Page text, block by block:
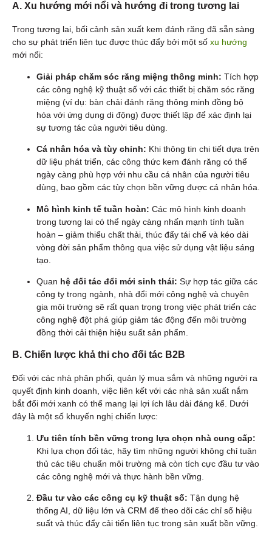
A. Xu hướng mới nổi và hướng đi trong tương lai
Trong tương lai, bối cảnh sản xuất kem đánh răng đã sẵn sàng
cho sự phát triển liên tục được thúc đẩy bởi một số xu hướng
mới nổi:
Giải pháp chăm sóc răng miệng thông minh: Tích hợp
các công nghệ kỹ thuật số với các thiết bị chăm sóc răng
miệng (ví dụ: bàn chải đánh răng thông minh đồng bộ
hóa với ứng dụng di động) được thiết lập để xác định lại
sự tương tác của người tiêu dùng.
Cá nhân hóa và tùy chỉnh: Khi thông tin chi tiết dựa trên
dữ liệu phát triển, các công thức kem đánh răng có thể
ngày càng phù hợp với nhu cầu cá nhân của người tiêu
dùng, bao gồm các tùy chọn bền vững được cá nhân hóa.
Mô hình kinh tế tuần hoàn: Các mô hình kinh doanh
trong tương lai có thể ngày càng nhấn mạnh tính tuần
hoàn – giảm thiểu chất thải, thúc đẩy tái chế và kéo dài
vòng đời sản phẩm thông qua việc sử dụng vật liệu sáng
tạo.
Quan hệ đối tác đổi mới sinh thái: Sự hợp tác giữa các
công ty trong ngành, nhà đổi mới công nghệ và chuyên
gia môi trường sẽ rất quan trọng trong việc phát triển các
công nghệ đột phá giúp giảm tác động đến môi trường
đồng thời cải thiện hiệu suất sản phẩm.
B. Chiến lược khả thi cho đối tác B2B
Đối với các nhà phân phối, quản lý mua sắm và những người ra
quyết định kinh doanh, việc liên kết với các nhà sản xuất nắm
bắt đổi mới xanh có thể mang lại lợi ích lâu dài đáng kể. Dưới
đây là một số khuyến nghị chiến lược:
Ưu tiên tính bền vững trong lựa chọn nhà cung cấp:
Khi lựa chọn đối tác, hãy tìm những người không chỉ tuân
thủ các tiêu chuẩn môi trường mà còn tích cực đầu tư vào
các công nghệ mới và thực hành bền vững.
Đầu tư vào các công cụ kỹ thuật số: Tận dụng hệ
thống AI, dữ liệu lớn và CRM để theo dõi các chỉ số hiệu
suất và thúc đẩy cải tiến liên tục trong sản xuất bền vững.